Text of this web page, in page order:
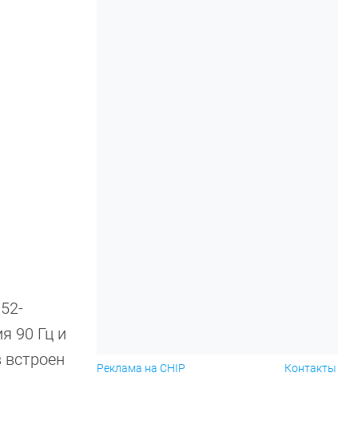
90 Гц и
Реклама на CHIP Контакты